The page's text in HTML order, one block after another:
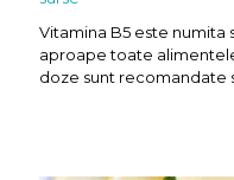
Vitamina B5 este numita
aproape toate
doze sunt recomandate